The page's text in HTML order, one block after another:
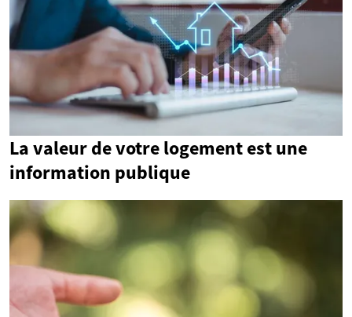
La valeur de votre logement est une
information publique